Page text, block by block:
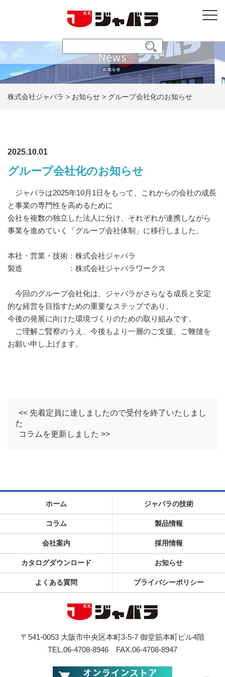
株式会社ジャバラ > お知らせ > グループ会社化のお知らせ
2025.10.01
グループ会社化のお知らせ
ジャバラは2025年10月1日をもって、これからの会社の成長
と事業の専門性を高めるために
会社を複数の独立した法人に分け、それぞれが連携しながら
事業を進めていく「グループ会社体制」に移行しました。
本社・営業・技術：株式会社ジャバラ
製造 ：株式会社ジャバラワークス
今回のグループ会社化は、ジャバラがさらなる成長と安定
的な経営を目指すための重要なステップであり、
今後の発展に向けた環境づくりのための取り組みです。
ご理解ご賢察のうえ、今後もより一層のご支援、ご鞭撻を
お願い申し上げます。
<< 先着定員に達しましたので受付を終了いたしまし
た
コラムを更新しました >>
ホーム ジャバラの技術
コラム 製品情報
会社案内 採用情報
カタログダウンロード お知らせ
よくある質問 プライバシーポリシー
〒541-0053 大阪市中央区本町3-5-7 御堂筋本町ビル4階
TEL.06-4708-8946 FAX.06-4708-8947